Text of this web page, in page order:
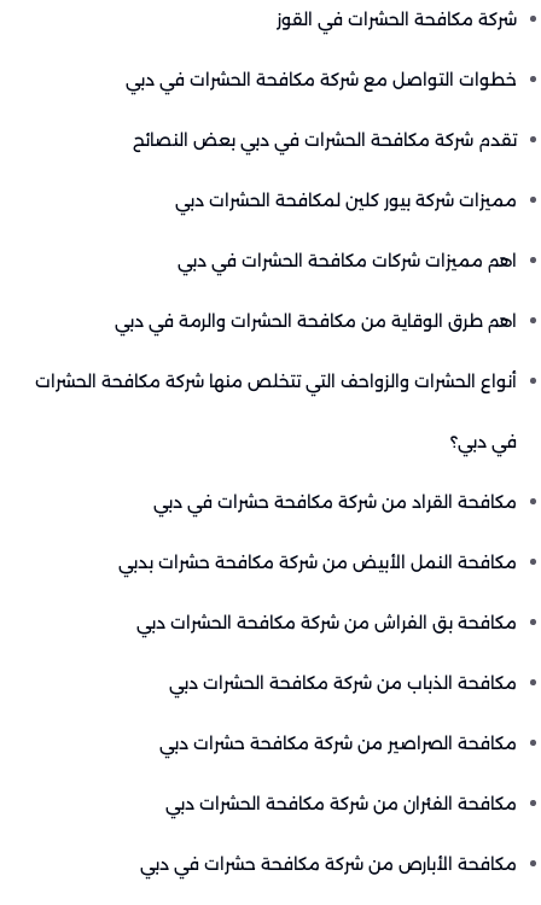
شركة مكافحة الحشرات في القوز
خطوات التواصل مع شركة مكافحة الحشرات في دبي
تقدم شركة مكافحة الحشرات في دبي بعض النصائح
مميزات شركة بيور كلين لمكافحة الحشرات دبي
اهم مميزات شركات مكافحة الحشرات في دبي
اهم طرق الوقاية من مكافحة الحشرات والرمة في دبي
أنواع الحشرات والزواحف التي تتخلص منها شركة مكافحة الحشرات
في دبي؟
مكافحة القراد من شركة مكافحة حشرات في دبي
مكافحة النمل الأبيض من شركة مكافحة حشرات بدبي
مكافحة بق الفراش من شركة مكافحة الحشرات دبي
مكافحة الذباب من شركة مكافحة الحشرات دبي
مكافحة الصراصير من شركة مكافحة حشرات دبي
مكافحة الفئران من شركة مكافحة الحشرات دبي
مكافحة الأبارص من شركة مكافحة حشرات في دبي